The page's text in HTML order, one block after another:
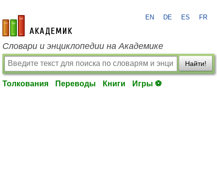
academic.ru
EN DE ES FR
Словари и энциклопедии на Академике
Найти!
Толкования Переводы Книги Игры ⚽